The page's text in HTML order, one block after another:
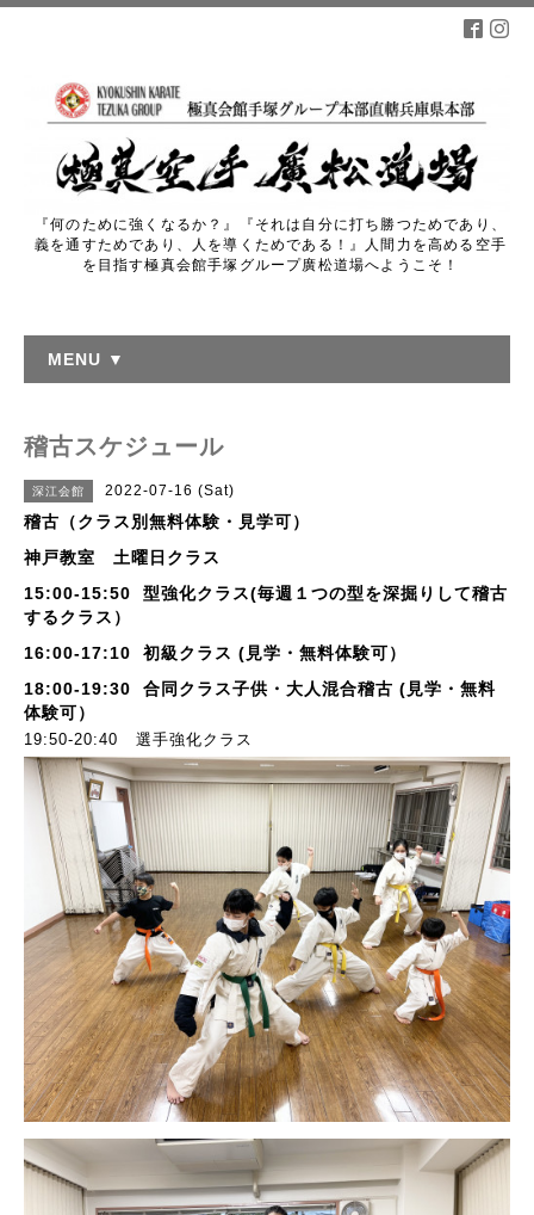
『何のために強くなるか？』『それは自分に打ち勝つためであり、
義を通すためであり、人を導くためである！』人間力を高める空手
を目指す極真会館手塚グループ廣松道場へようこそ！
MENU ▼
稽古スケジュール
深江会館 2022-07-16 (Sat)
稽古（クラス別無料体験・見学可）
神戸教室 土曜日クラス
15:00-15:50 型強化クラス(毎週１つの型を深掘りして稽古
するクラス）
16:00-17:10 初級クラス (見学・無料体験可）
18:00-19:30 合同クラス子供・大人混合稽古 (見学・無料
体験可）
19:50-20:40 選手強化クラス